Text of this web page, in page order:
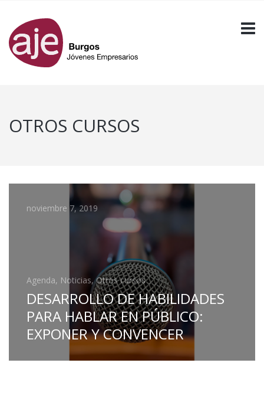
OTROS CURSOS
noviembre 7, 2019
Agenda, Noticias, Otros cursos
DESARROLLO DE HABILIDADES
PARA HABLAR EN PÚBLICO:
EXPONER Y CONVENCER